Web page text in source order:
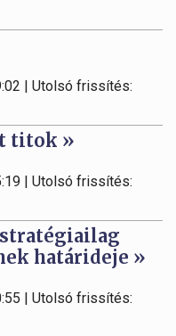
| Utolsó frissítés:
titok »
| Utolsó frissítés:
határideje »
| Utolsó frissítés: